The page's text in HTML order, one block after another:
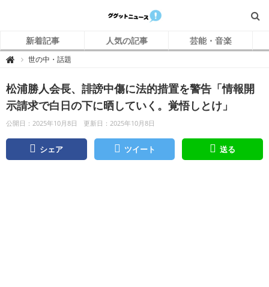
新着記事 人気の記事 芸能・音楽
 グ
ニ
ュ
ー
ス
世の中・話題
松浦勝人会長、誹謗中傷に法的措置を警告「情報開
示請求で白日の下に晒していく。覚悟しとけ」
公開日：2025年10月8日 更新日：2025年10月8日
シェア ツイート 送る